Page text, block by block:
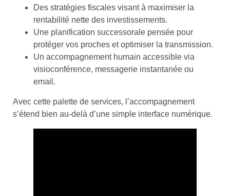
Des stratégies fiscales visant à maximiser la
rentabilité nette des investissements.
Une planification successorale pensée pour
protéger vos proches et optimiser la transmission.
Un accompagnement humain accessible via
visioconférence, messagerie instantanée ou
email.
Avec cette palette de services, l’accompagnement
s’étend bien au-delà d’une simple interface numérique.